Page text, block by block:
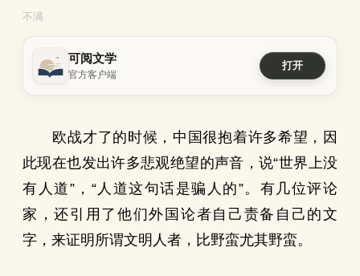
不满
可阅文学
官方客户端
打开
欧战才了的时候，中国很抱着许多希望，因
此现在也发出许多悲观绝望的声音，说“世界上没
有人道”，“人道这句话是骗人的”。有几位评论
家，还引用了他们外国论者自己责备自己的文
字，来证明所谓文明人者，比野蛮尤其野蛮。